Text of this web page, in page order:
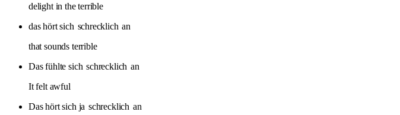
delight in the terrible
das hört sich schrecklich an
that sounds terrible
Das fühlte sich schrecklich an
It felt awful
Das hört sich ja schrecklich an